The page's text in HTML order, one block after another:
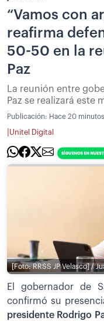
“Vamos con
reafirma
50-50 en la
Paz
La reunión entre
Paz se realizará este
Publicación: Hace 20 minutos
Unitel Digital
[Foto: RRSS JP Velasco] /
El gobernador de
confirmó su
presidente Rodrigo